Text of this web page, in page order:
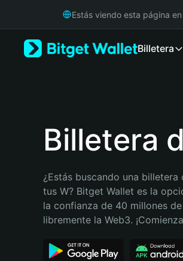
Русский
Bahasa Indonesia
Português (Brasil)
Estás viendo esta página en
Billetera
Billetera
¿Estás buscando una
tus W? Bitget Wallet es la
la confianza de 40 millones
libremente la Web3.